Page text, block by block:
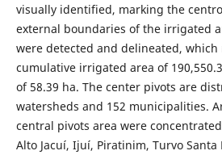
visually identified, marking the
external boundaries of the irrigated
were detected and delineated, which
cumulative irrigated area of
of 58.39 ha. The center pivots are
watersheds and 152 municipalities.
central pivots area were
Alto Jacuí, Ijuí, Piratinim, Turvo Santa